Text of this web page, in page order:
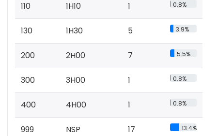
110 1H10 1 0.8%
130 1H30 5 3.9%
200 2H00 7 5.5%
300 3H00 1 0.8%
400 4H00 1 0.8%
999 NSP 17 13.4%